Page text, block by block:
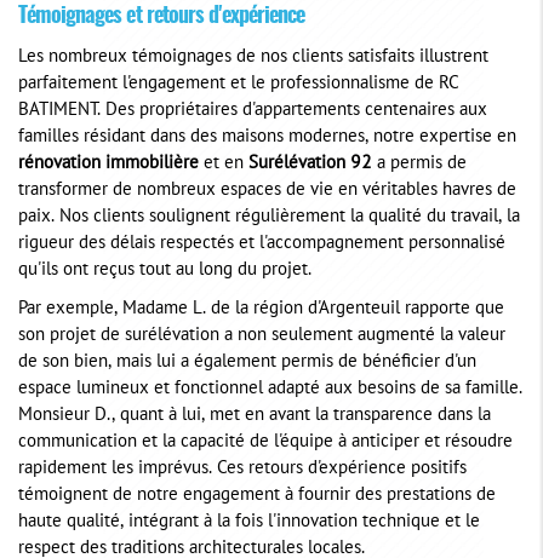
Témoignages et retours d'expérience
Les nombreux témoignages de nos clients satisfaits illustrent
parfaitement l'engagement et le professionnalisme de RC
BATIMENT. Des propriétaires d'appartements centenaires aux
familles résidant dans des maisons modernes, notre expertise en
rénovation immobilière et en Surélévation 92 a permis de
transformer de nombreux espaces de vie en véritables havres de
paix. Nos clients soulignent régulièrement la qualité du travail, la
rigueur des délais respectés et l'accompagnement personnalisé
qu'ils ont reçus tout au long du projet.
Par exemple, Madame L. de la région d'Argenteuil rapporte que
son projet de surélévation a non seulement augmenté la valeur
de son bien, mais lui a également permis de bénéficier d'un
espace lumineux et fonctionnel adapté aux besoins de sa famille.
Monsieur D., quant à lui, met en avant la transparence dans la
communication et la capacité de l'équipe à anticiper et résoudre
rapidement les imprévus. Ces retours d'expérience positifs
témoignent de notre engagement à fournir des prestations de
haute qualité, intégrant à la fois l'innovation technique et le
respect des traditions architecturales locales.